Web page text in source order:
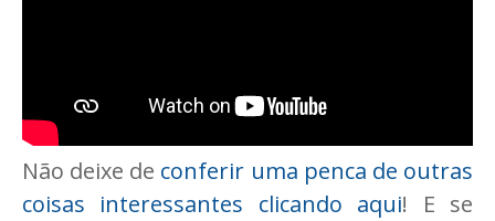
Não deixe de conferir uma penca de outras
coisas interessantes clicando aqui! E se